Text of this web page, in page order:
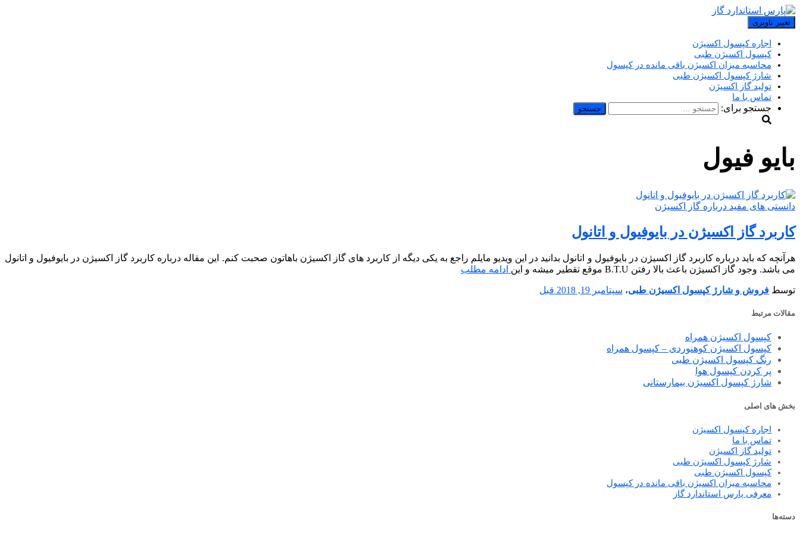
تغییر ناوبری
اجاره کپسول اکسیژن
کپسول اکسیژن طبی
محاسبه میزان اکسیژن باقی مانده در کپسول
شارژ کپسول اکسیژن طبی
تولید گاز اکسیژن
تماس با ما
جستجو برای:
بایو فیول
دانستی های مفید درباره گاز اکسیژن
کاربرد گاز اکسیژن در بایوفیول و اتانول
هرآنچه که باید درباره کاربرد گاز اکسیژن در بایوفیول و اتانول بدانید در این ویدیو مایلم راجع به یکی دیگه از کاربرد های گاز اکسیژن باهاتون صحبت کنم. این مقاله درباره کاربرد گاز اکسیژن در بایوفیول و اتانول
می باشد. وجود گاز اکسیژن باعث بالا رفتن B.T.U موقع تقطیر میشه و این
ادامه مطلب
توسط فروش و شارژ کپسول اکسیژن طبی، سپتامبر 19, 2018 قبل
مقالات مرتبط
کپسول اکسیژن همراه
کپسول اکسیژن کوهنوردی – کپسول همراه
رنگ کپسول اکسیژن طبی
پر کردن کپسول هوا
شارژ کپسول اکسیژن بیمارستانی
بخش های اصلی
اجاره کپسول اکسیژن
تماس با ما
تولید گاز اکسیژن
شارژ کپسول اکسیژن طبی
کپسول اکسیژن طبی
محاسبه میزان اکسیژن باقی مانده در کپسول
معرفی پارس استاندارد گاز
دسته‌ها